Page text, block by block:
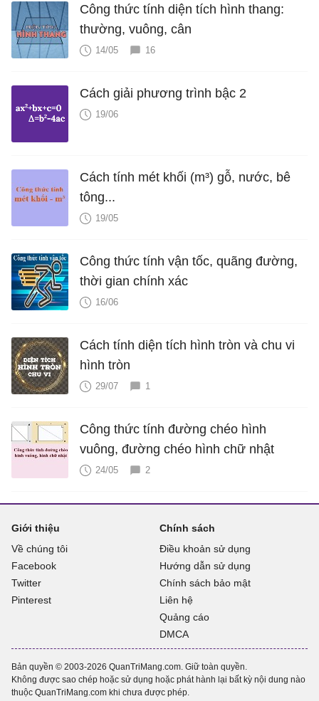
Công thức tính diện tích hình thang:
thường, vuông, cân
14/05 16
Cách giải phương trình bậc 2
19/06
Cách tính mét khối (m³) gỗ, nước, bê
tông...
19/05
Công thức tính vận tốc, quãng đường,
thời gian chính xác
16/06
Cách tính diện tích hình tròn và chu vi
hình tròn
29/07 1
Công thức tính đường chéo hình
vuông, đường chéo hình chữ nhật
24/05 2
Giới thiệu
Về chúng tôi
Facebook
Twitter
Pinterest
Chính sách
Điều khoản sử dụng
Hướng dẫn sử dụng
Chính sách bảo mật
Liên hệ
Quảng cáo
DMCA
Bản quyền © 2003-2026 QuanTriMang.com. Giữ toàn quyền.
Không được sao chép hoặc sử dụng hoặc phát hành lại bất kỳ nội dung nào
thuộc QuanTriMang.com khi chưa được phép.